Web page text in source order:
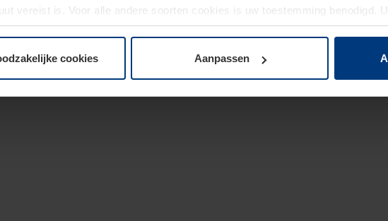
vereist is. Voor alle andere soorten cookies is uw toestemming benodigd.
van de cookies op paginaPrivacyverklaringop onze website wijzigen
cookies Aanpassen